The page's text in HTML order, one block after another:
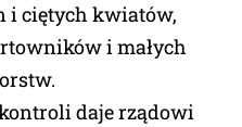
i ciętych kwiatów,
i małych
daje rządowi